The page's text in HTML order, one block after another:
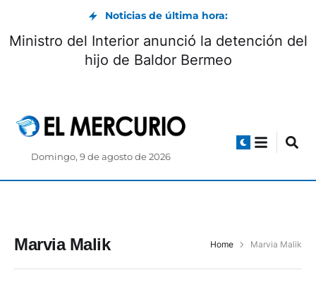
Noticias de última hora:
Ministro del Interior anunció la detención del
hijo de Baldor Bermeo
Domingo, 9 de agosto de 2026
Marvia Malik Home Marvia Malik